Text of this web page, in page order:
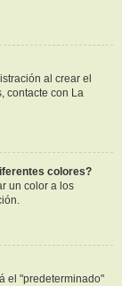
al crear el
contacte con La
colores?
un color a los
el "predeterminado"